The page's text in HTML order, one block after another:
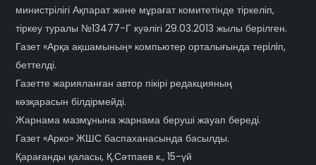
министрілігі Ақпарат және мұрағат комитетінде тіркеліп,
тіркеу туралы №13477-Г куәлігі 29.03.2013 жылы берілген.
Газет «Арқа ақшамының» компьютер орталығында терiлiп,
беттелді.
Газетте жарияланған автор пікірі редакцияның
көзқарасын білдірмейді.
Жарнама мазмұнына жарнама беруші жауап береді.
Газет «Арко» ЖШС баспаханасында басылды.
Қарағанды қаласы, Қ.Сәтпаев к., 15-үй